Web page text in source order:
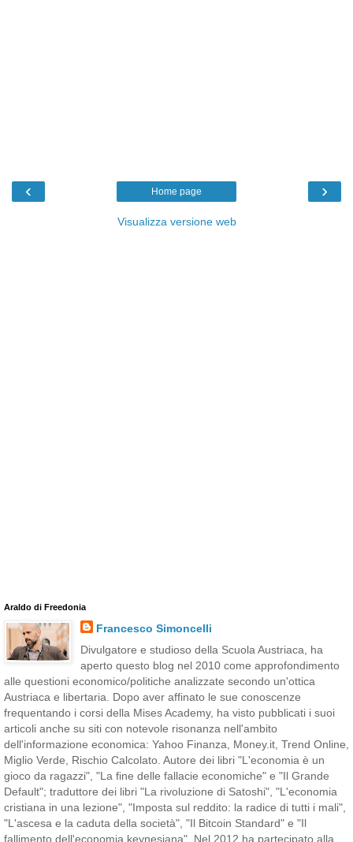
‹ ›
Home page
Visualizza versione web
Araldo di Freedonia
Francesco Simoncelli
Divulgatore e studioso della Scuola Austriaca, ha
aperto questo blog nel 2010 come approfondimento
alle questioni economico/politiche analizzate secondo un'ottica
Austriaca e libertaria. Dopo aver affinato le sue conoscenze
frequentando i corsi della Mises Academy, ha visto pubblicati i suoi
articoli anche su siti con notevole risonanza nell'ambito
dell'informazione economica: Yahoo Finanza, Money.it, Trend Online,
Miglio Verde, Rischio Calcolato. Autore dei libri "L'economia è un
gioco da ragazzi", "La fine delle fallacie economiche" e "Il Grande
Default"; traduttore dei libri "La rivoluzione di Satoshi", "L'economia
cristiana in una lezione", "Imposta sul reddito: la radice di tutti i mali",
"L'ascesa e la caduta della società", "Il Bitcoin Standard" e "Il
fallimento dell'economia keynesiana". Nel 2012 ha partecipato alla